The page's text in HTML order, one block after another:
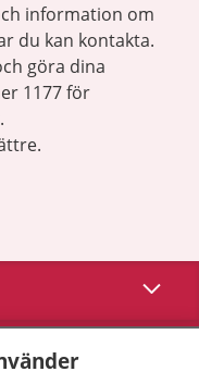
information om
du kan kontakta.
göra dina
1177 för
Visa